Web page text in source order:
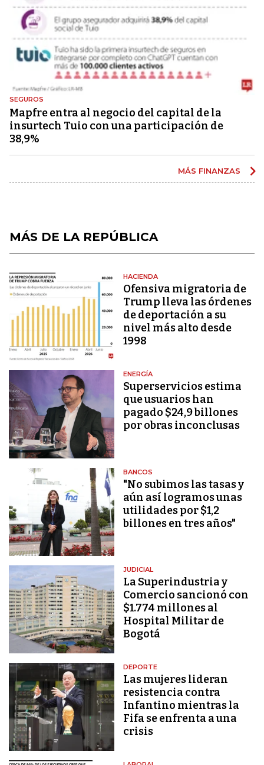
SEGUROS
Mapfre entra al negocio del capital de la
insurtech Tuio con una participación de
38,9%
MÁS FINANZAS
MÁS DE LA REPÚBLICA
HACIENDA
Ofensiva migratoria de
Trump lleva las órdenes
de deportación a su
nivel más alto desde
1998
ENERGÍA
Superservicios estima
que usuarios han
pagado $24,9 billones
por obras inconclusas
BANCOS
"No subimos las tasas y
aún así logramos unas
utilidades por $1,2
billones en tres años"
JUDICIAL
La Superindustria y
Comercio sancionó con
$1.774 millones al
Hospital Militar de
Bogotá
DEPORTE
Las mujeres lideran
resistencia contra
Infantino mientras la
Fifa se enfrenta a una
crisis